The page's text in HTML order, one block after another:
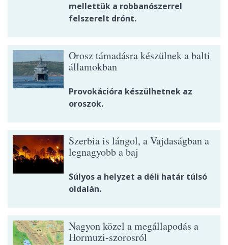
mellettük a robbanószerrel
felszerelt drónt.
Orosz támadásra készülnek a balti
államokban
Provokációra készülhetnek az
oroszok.
Szerbia is lángol, a Vajdaságban a
legnagyobb a baj
Súlyos a helyzet a déli határ túlsó
oldalán.
Nagyon közel a megállapodás a
Hormuzi-szorosról